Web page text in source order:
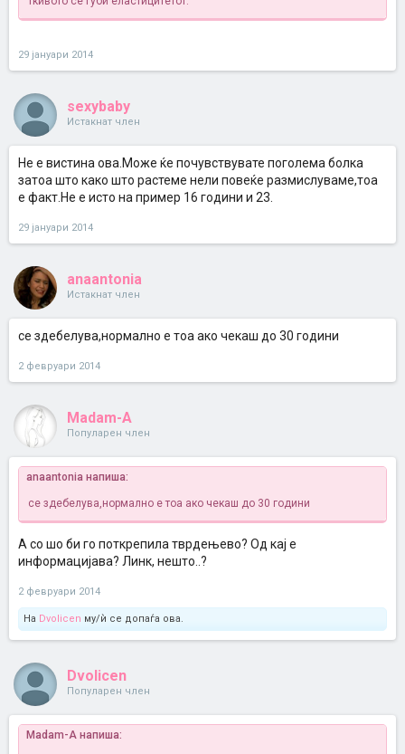
29 јануари 2014
sexybaby
Истакнат член
Не е вистина ова.Може ќе почувствувате поголема болка
затоа што како што растеме нели повеќе размислуваме,тоа
е факт.Не е исто на пример 16 години и 23.
29 јануари 2014
anaantonia
Истакнат член
се здебелува,нормално е тоа ако чекаш до 30 години
2 февруари 2014
Madam-A
Популарен член
anaantonia напиша:
се здебелува,нормално е тоа ако чекаш до 30 години
А со шо би го поткрепила тврдењево? Од кај е
информацијава? Линк, нешто..?
2 февруари 2014
На Dvolicen му/ѝ се допаѓа ова.
Dvolicen
Популарен член
Madam-A напиша: